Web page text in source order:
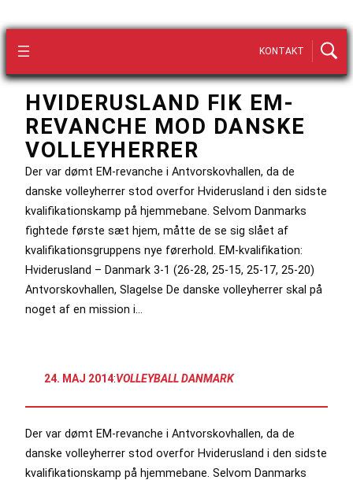
KONTAKT
HVIDERUSLAND FIK EM-
REVANCHE MOD DANSKE
VOLLEYHERRER
Der var dømt EM-revanche i Antvorskovhallen, da de
danske volleyherrer stod overfor Hviderusland i den sidste
kvalifikationskamp på hjemmebane. Selvom Danmarks
fightede første sæt hjem, måtte de se sig slået af
kvalifikationsgruppens nye førerhold. EM-kvalifikation:
Hviderusland – Danmark 3-1 (26-28, 25-15, 25-17, 25-20)
Antvorskovhallen, Slagelse De danske volleyherrer skal på
noget af en mission i…
24. MAJ 2014:VOLLEYBALL DANMARK
Der var dømt EM-revanche i Antvorskovhallen, da de
danske volleyherrer stod overfor Hviderusland i den sidste
kvalifikationskamp på hjemmebane. Selvom Danmarks